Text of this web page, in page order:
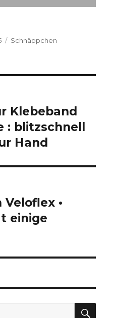
Kategorien
Schnäppchen
Klebeband
: blitzschnell
Hand
•
einige